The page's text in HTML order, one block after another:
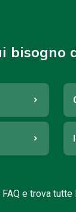
bisogno
e trova